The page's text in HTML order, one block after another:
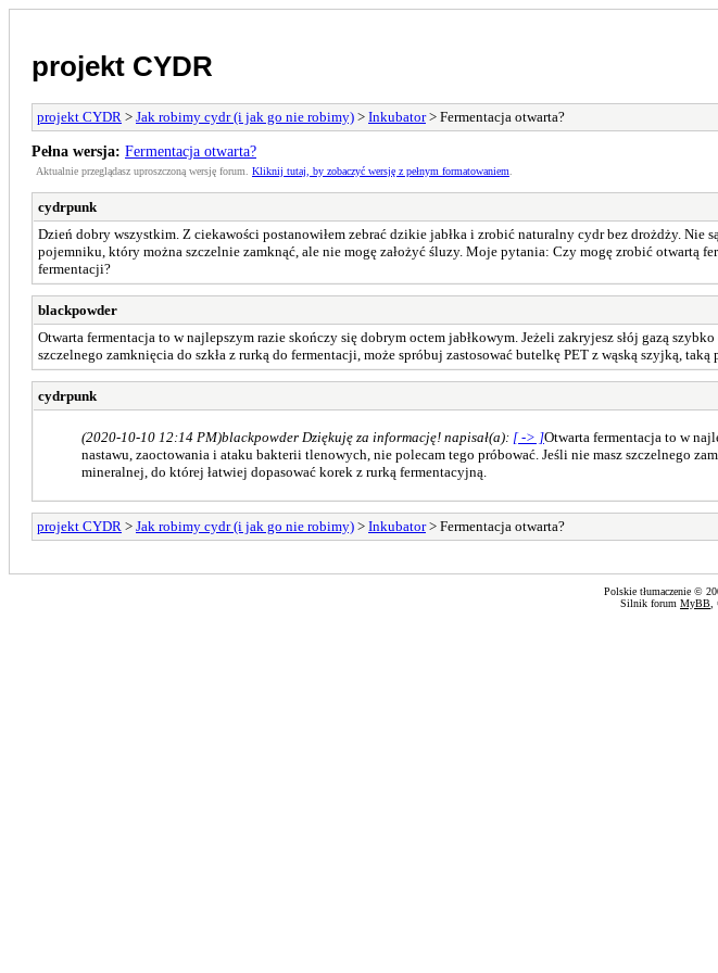
projekt CYDR
projekt CYDR > Jak robimy cydr (i jak go nie robimy) > Inkubator> Fermentacja otwarta?
Pełna wersja: Fermentacja otwarta?
Aktualnie przeglądasz uproszczoną wersję forum. Kliknij tutaj, by zobaczyć wersję z pełnym formatowaniem
cydrpunk
Dzień dobry wszystkim. Z ciekawości postanowiłem zebrać dzikie jabłka i zrobić naturalny cydr bez drożdży.
pojemniku, który można szczelnie zamknąć, ale nie mogę założyć śluzy. Moje pytania: Czy mogę zrobić otwartą
fermentacji?
blackpowder
Otwarta fermentacja to w najlepszym razie skończy się dobrym octem jabłkowym. Jeżeli zakryjesz słój gazą
szczelnego zamknięcia do szkła z rurką do fermentacji, może spróbuj zastosować butelkę PET z wąską szyjką,
cydrpunk
(2020-10-10 12:14 PM)blackpowder Dziękuję za informację! napisał(a): [ -> ]Otwarta fermentacja to w
nastawu, zaoctowania i ataku bakterii tlenowych, nie polecam tego próbować. Jeśli nie masz szczelnego
mineralnej, do której łatwiej dopasować korek z rurką fermentacyjną.
projekt CYDR > Jak robimy cydr (i jak go nie robimy) > Inkubator> Fermentacja otwarta?
Polskie tłumaczenie ©
Silnik forum MyBB